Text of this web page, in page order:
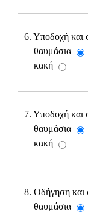
6. Υποδοχή και
θαυμάσια
κακή
7. Υποδοχή και
θαυμάσια
κακή
8. Οδήγηση και
θαυμάσια